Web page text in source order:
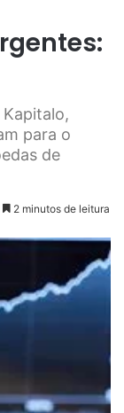
para o
de
2 minutos de leitura